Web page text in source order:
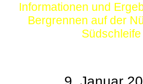
Informationen und
Bergrennen auf der
Südschleife